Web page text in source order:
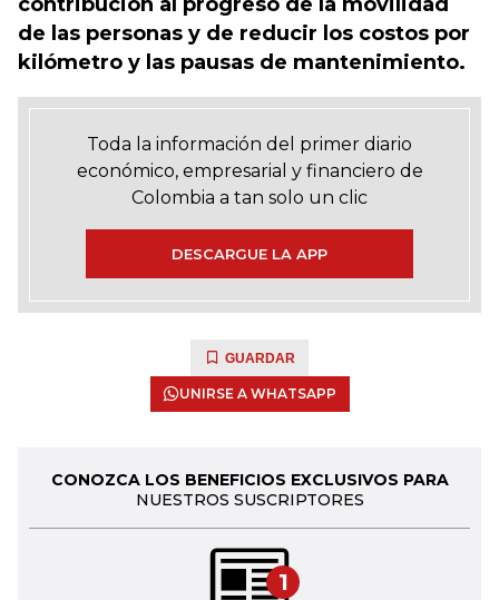
de las personas y de reducir los costos por
kilómetro y las pausas de mantenimiento.
Toda la información del primer diario
económico, empresarial y financiero de
Colombia a tan solo un clic
DESCARGUE LA APP
GUARDAR
UNIRSE A WHATSAPP
CONOZCA LOS BENEFICIOS EXCLUSIVOS PARA
NUESTROS SUSCRIPTORES
1